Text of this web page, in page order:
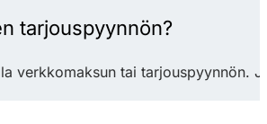
tarjouspyynnön?
verkkomaksun tai tarjouspyynnön.